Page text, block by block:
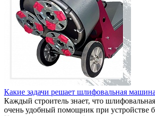
Какие задачи решает шлифовальная машина
Каждый строитель знает, что
очень удобный помощник при устройстве